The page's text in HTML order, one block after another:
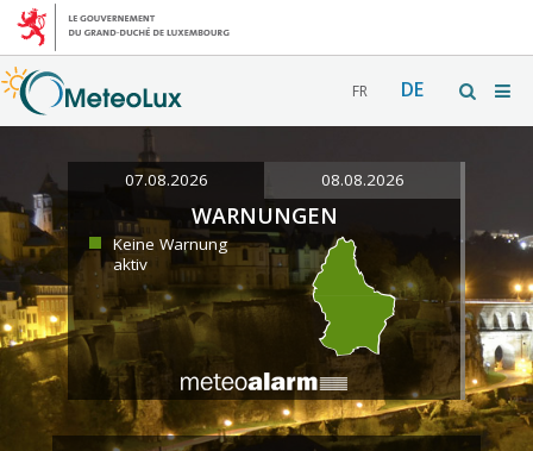
FR DE
07.08.2026 08.08.2026
WARNUNGEN
Keine Warnung
aktiv